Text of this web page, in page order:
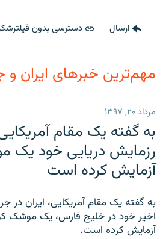
ارسال دسترسی بدون
مهم‌ترین خبرهای ایران و
مرداد ۲۰, ۱۳۹۷
به گفته یک مقام
رزمایش دریایی خود یک
آزمایش کرده است
به گفته یک مقام آمریکایی، ایران در
اخیر خود در خلیج فارس، یک موشک
آزمایش کرده است.